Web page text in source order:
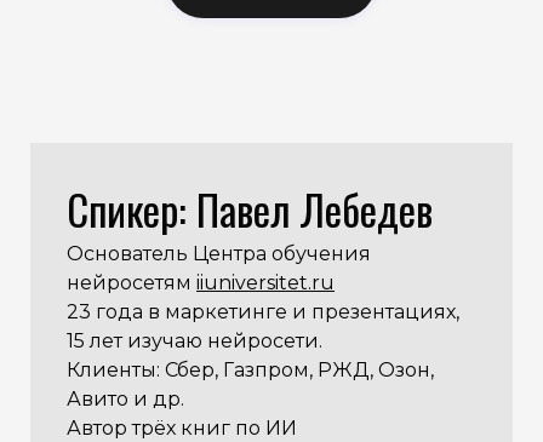
Спикер: Павел Лебедев
Основатель Центра обучения
нейросетям iiuniversitet.ru
23 года в маркетинге и презентациях,
15 лет изучаю нейросети.
Клиенты: Сбер, Газпром, РЖД, Озон,
Авито и др.
Автор трёх книг по ИИ